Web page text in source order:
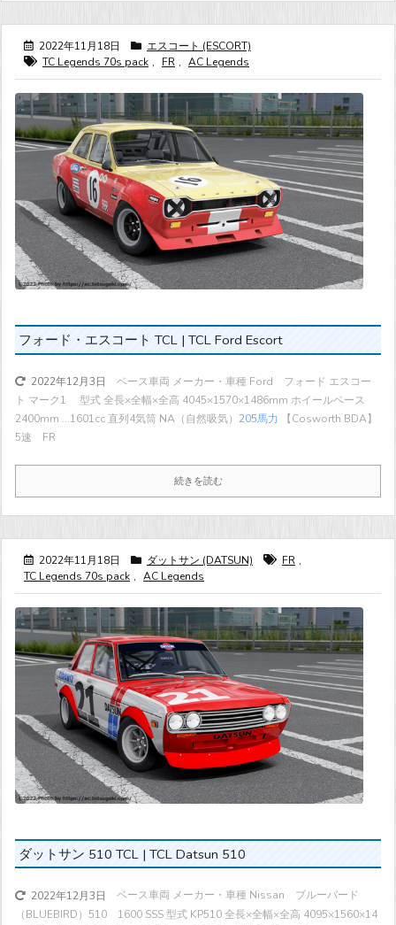
2022年11月18日
エスコート (ESCORT)
TC Legends 70s pack , FR , AC Legends
フォード・エスコート TCL | TCL Ford Escort
2022年12月3日
ベース車両 メーカー・車種 Ford フォード エスコー
ト マーク1 型式 全長×全幅×全高 4045×1570×1486mm ホイールベース
2400mm ...1601cc 直列4気筒 NA（自然吸気） 205馬力 【Cosworth BDA】
5速 FR
続きを読む
2022年11月18日 ダットサン (DATSUN) FR ,
TC Legends 70s pack , AC Legends
ダットサン 510 TCL | TCL Datsun 510
2022年12月3日
ベース車両 メーカー・車種 Nissan ブルーバード
（BLUEBIRD）510 1600 SSS 型式 KP510 全長×全幅×全高 4095×1560×14